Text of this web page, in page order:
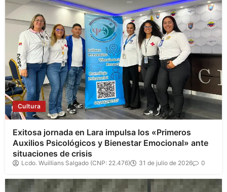
Cultura
Exitosa jornada en Lara impulsa los «Primeros
Auxilios Psicológicos y Bienestar Emocional» ante
situaciones de crisis
Lcdo. Wuillians Salgado (CNP: 22.476) 31 de julio de 2026 0